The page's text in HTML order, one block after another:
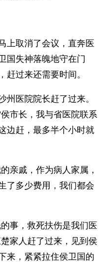
上取消了会议，直奔医
国失神落魄地守在门
赶过来还需要时间。
州医院院长赶了过来。
市长，我与省医院联系
边赶，最多半个小时就
亲戚，作为病人家属，
了多少费用，我们都会
事，救死扶伤是我们医
家人赶了过来，见到侯
来，紧紧拉住侯卫国的